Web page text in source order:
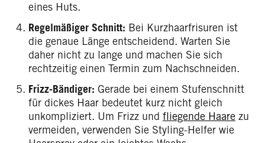
eines Huts.
Regelmäßiger Schnitt: Bei Kurzhaarfrisuren ist
die genaue Länge entscheidend. Warten Sie
daher nicht zu lange und machen Sie sich
rechtzeitig einen Termin zum Nachschneiden.
Frizz-Bändiger: Gerade bei einem Stufenschnitt
für dickes Haar bedeutet kurz nicht gleich
unkompliziert. Um Frizz und fliegende Haare zu
vermeiden, verwenden Sie Styling-Helfer wie